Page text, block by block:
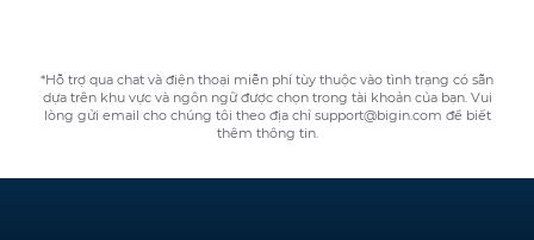
*Hỗ trợ qua chat và điện thoại miễn phí tùy thuộc vào tình trạng có sẵn
dựa trên khu vực và ngôn ngữ được chọn trong tài khoản của bạn. Vui
lòng gửi email cho chúng tôi theo địa chỉ support@bigin.com để biết
thêm thông tin.